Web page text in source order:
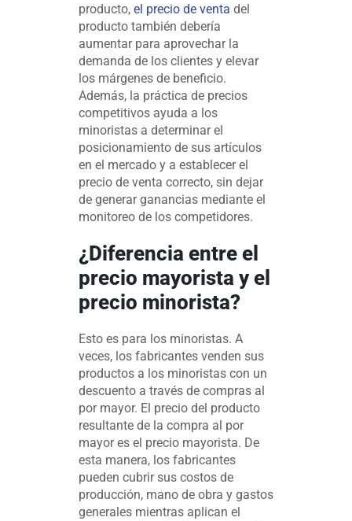
producto, el precio de venta del
producto también debería
aumentar para aprovechar la
demanda de los clientes y elevar
los márgenes de beneficio.
Además, la práctica de precios
competitivos ayuda a los
minoristas a determinar el
posicionamiento de sus artículos
en el mercado y a establecer el
precio de venta correcto, sin dejar
de generar ganancias mediante el
monitoreo de los competidores.
¿Diferencia entre el
precio mayorista y el
precio minorista?
Esto es para los minoristas. A
veces, los fabricantes venden sus
productos a los minoristas con un
descuento a través de compras al
por mayor. El precio del producto
resultante de la compra al por
mayor es el precio mayorista. De
esta manera, los fabricantes
pueden cubrir sus costos de
producción, mano de obra y gastos
generales mientras aplican el